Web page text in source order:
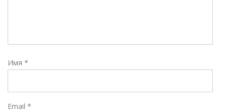
Имя *
Email *